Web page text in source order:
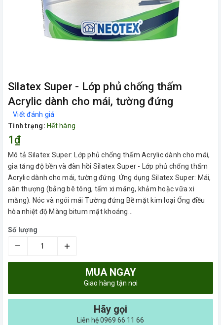
Silatex Super - Lớp phủ chống thấm
Acrylic dành cho mái, tường đứng
Viết đánh giá
Tình trạng: Hết hàng
1₫
Mô tả Silatex Super: Lớp phủ chống thấm Acrylic dành cho mái,
gia tăng độ bền và đàn hồi Silatex Super - Lớp phủ chống thấm
Acrylic dành cho mái, tường đứng Ứng dụng Silatex Super: Mái,
sân thượng (bằng bê tông, tấm xi măng, khảm hoặc vữa xi
măng). Nóc và ngói mái Tường đứng Bề mặt kim loại Ống điều
hòa nhiệt độ Màng bitum mặt khoáng...
Số lượng
– +
MUA NGAY
Giao hàng tận nơi
Hãy gọi
Liên hệ 0969 66 11 66